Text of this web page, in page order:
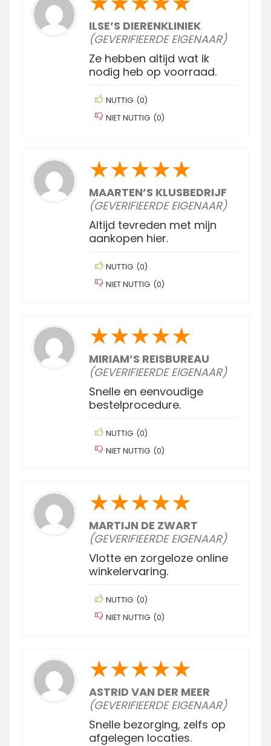
ILSE’S DIERENKLINIEK
(GEVERIFIEERDE EIGENAAR)
Ze hebben altijd wat ik
nodig heb op voorraad.
NUTTIG (0)
NIET NUTTIG (0)
★★★★★
MAARTEN’S KLUSBEDRIJF
(GEVERIFIEERDE EIGENAAR)
Altijd tevreden met mijn
aankopen hier.
NUTTIG (0)
NIET NUTTIG (0)
★★★★★
MIRIAM’S REISBUREAU
(GEVERIFIEERDE EIGENAAR)
Snelle en eenvoudige
bestelprocedure.
NUTTIG (0)
NIET NUTTIG (0)
★★★★★
MARTIJN DE ZWART
(GEVERIFIEERDE EIGENAAR)
Vlotte en zorgeloze online
winkelervaring.
NUTTIG (0)
NIET NUTTIG (0)
★★★★★
ASTRID VAN DER MEER
(GEVERIFIEERDE EIGENAAR)
Snelle bezorging, zelfs op
afgelegen locaties.